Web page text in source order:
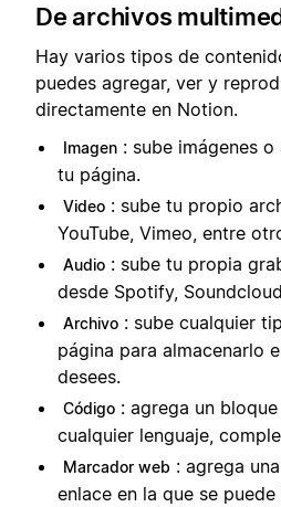
De archivos
Hay varios tipos de
puedes agregar, ver y
directamente en Notion.
Imagen : sube imágenes
tu página.
Video : sube tu propio
YouTube, Vimeo, entre
Audio : sube tu propia
desde Spotify,
Archivo : sube cualquier
página para almacenarlo
desees.
Código : agrega un
cualquier lenguaje,
Marcador web : agrega
enlace en la que se